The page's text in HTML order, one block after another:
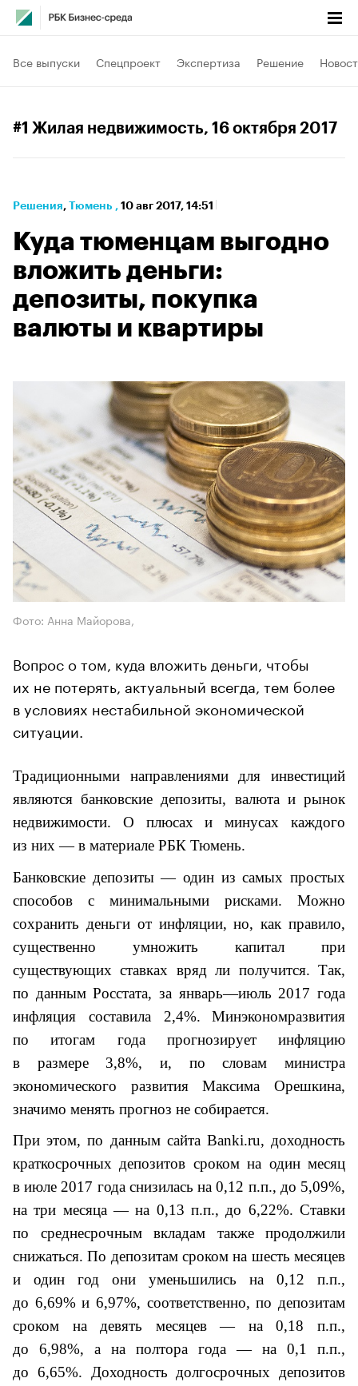
Все выпуски Спецпроект Экспертиза Решение
#1 Жилая недвижимость, 16 октября 2017
Решения⁠, Тюмень , 10 авг 2017, 14:51
Куда тюменцам выгодно
вложить деньги:
депозиты, покупка
валюты и квартиры
Фото: Анна Майорова,
Вопрос о том, куда вложить деньги, чтобы
их не потерять, актуальный всегда, тем более
в условиях нестабильной экономической
ситуации.
Традиционными направлениями для инвестиций
являются банковские депозиты, валюта и рынок
недвижимости. О плюсах и минусах каждого
из них — в материале РБК Тюмень.
Банковские депозиты — один из самых простых
способов с минимальными рисками. Можно
сохранить деньги от инфляции, но, как правило,
существенно умножить капитал при
существующих ставках вряд ли получится. Так,
по данным Росстата, за январь—июль 2017 года
инфляция составила 2,4%.
Минэкономразвития
по итогам года прогнозирует инфляцию
в размере 3,8%, и, по словам министра
экономического развития Максима Орешкина,
значимо менять прогноз не собирается.
При этом, по данным сайта Banki.ru, доходность
краткосрочных депозитов сроком на один месяц
в июле 2017 года снизилась на 0,12 п.п., до 5,09%,
на три месяца — на 0,13 п.п., до 6,22%. Ставки
по среднесрочным вкладам также продолжили
снижаться. По депозитам сроком на шесть месяцев
и один год они уменьшились на 0,12 п.п.,
до 6,69% и 6,97%, соответственно, по депозитам
сроком на девять месяцев — на 0,18 п.п.,
до 6,98%, а на полтора года — на 0,1 п.п.,
до 6,65%. Доходность долгосрочных депозитов